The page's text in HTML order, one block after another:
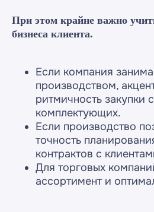
При этом крайне важно
бизнеса клиента.
Если компания
производством,
ритмичность закупки
комплектующих.
Если производство
точность
контрактов с
Для торговых
ассортимент и